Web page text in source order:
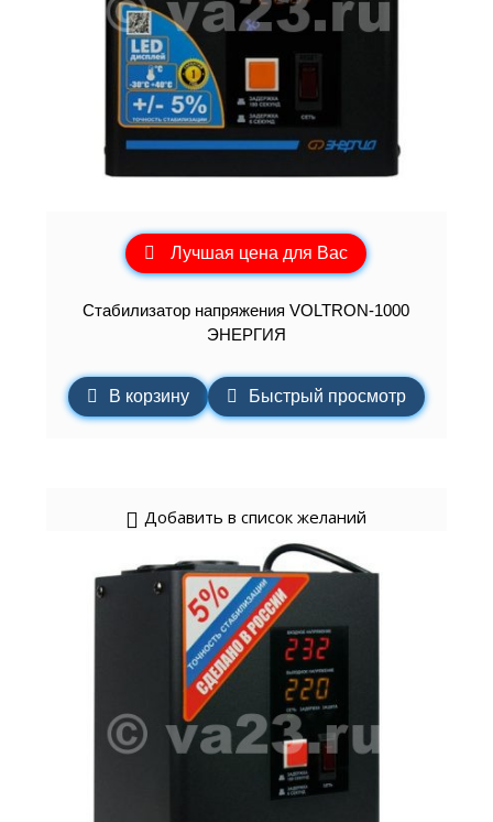
Лучшая цена для Вас
Cтабилизатор напряжения VOLTRON-1000
ЭНЕРГИЯ
В корзину Быстрый просмотр
Добавить в список желаний